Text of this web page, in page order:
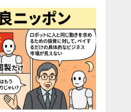
ントOS」「営業領域の業界
特化LLM」の開発とAI研究
開発をリード
2026/08/07/10:54:31
AI駆動開発の推進に向けて
「TinhVan Technologies
JSC.」と業務提携
2026/08/06/14:54:32
【開催報告】次世代AIプラ